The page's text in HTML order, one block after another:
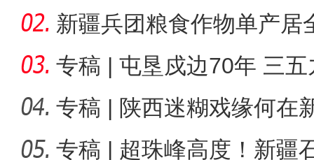
舟”的
新疆兵团粮食作物单产居
哪些
专稿 | 屯垦戍边70年 三
海播
专稿 | 陕西迷糊戏缘何在
专稿 | 超珠峰高度！新疆